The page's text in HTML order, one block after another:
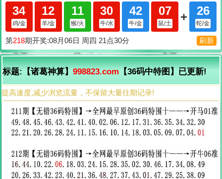
标题:【诸葛神算】 998823.com 【36码中特图】已更新!
提高速度,减少浏览流量，不保留大量往期记录!